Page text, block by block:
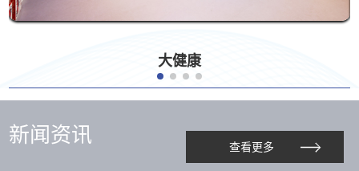
大健康
新闻资讯 查看更多